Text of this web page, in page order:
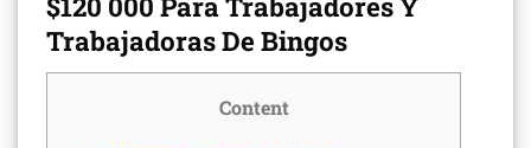
$120 000 Para Trabajadores Y
Trabajadoras De Bingos
Content